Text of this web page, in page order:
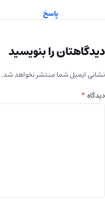
پاسخ
دیدگاهتان را بنویسید
نشانی ایمیل شما منتشر نخواهد شد.
دیدگاه*